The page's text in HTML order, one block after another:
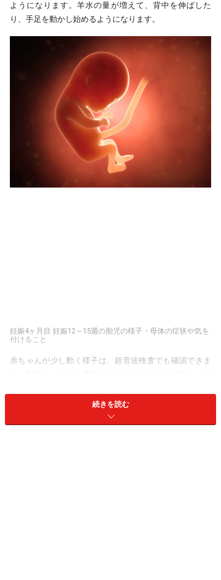
ようになります。羊水の量が増えて、背中を伸ばした
り、手足を動かし始めるようになります。
妊娠4ヶ月目 妊娠12～15週の胎児の様子・母体の症状や気を
付けること
赤ちゃんが少し動く様子は、超音波検査でも確認できま
続きを読む